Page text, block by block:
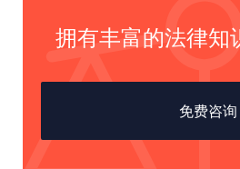
拥有丰富的法律知
免费咨询